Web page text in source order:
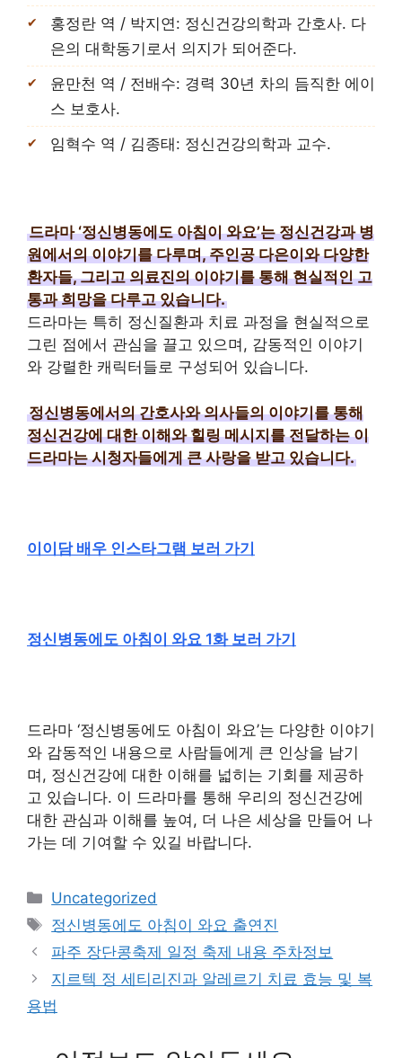
홍정란 역 / 박지연: 정신건강의학과 간호사. 다
은의 대학동기로서 의지가 되어준다.
윤만천 역 / 전배수: 경력 30년 차의 듬직한 에이
스 보호사.
임혁수 역 / 김종태: 정신건강의학과 교수.
드라마 ‘정신병동에도 아침이 와요’는 정신건강과 병
원에서의 이야기를 다루며, 주인공 다은이와 다양한
환자들, 그리고 의료진의 이야기를 통해 현실적인 고
통과 희망을 다루고 있습니다.
드라마는 특히 정신질환과 치료 과정을 현실적으로
그린 점에서 관심을 끌고 있으며, 감동적인 이야기
와 강렬한 캐릭터들로 구성되어 있습니다.
정신병동에서의 간호사와 의사들의 이야기를 통해
정신건강에 대한 이해와 힐링 메시지를 전달하는 이
드라마는 시청자들에게 큰 사랑을 받고 있습니다.
이이담 배우 인스타그램 보러 가기
정신병동에도 아침이 와요 1화 보러 가기
드라마 ‘정신병동에도 아침이 와요’는 다양한 이야기
와 감동적인 내용으로 사람들에게 큰 인상을 남기
며, 정신건강에 대한 이해를 넓히는 기회를 제공하
고 있습니다. 이 드라마를 통해 우리의 정신건강에
대한 관심과 이해를 높여, 더 나은 세상을 만들어 나
가는 데 기여할 수 있길 바랍니다.
Categories
Uncategorized
Tags
정신병동에도 아침이 와요 출연진
파주 장단콩축제 일정 축제 내용 주차정보
지르텍 정 세티리진과 알레르기 치료 효능 및 복
용법